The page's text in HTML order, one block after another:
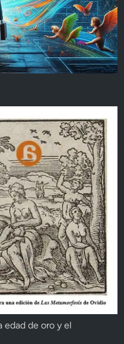
edad de oro y el